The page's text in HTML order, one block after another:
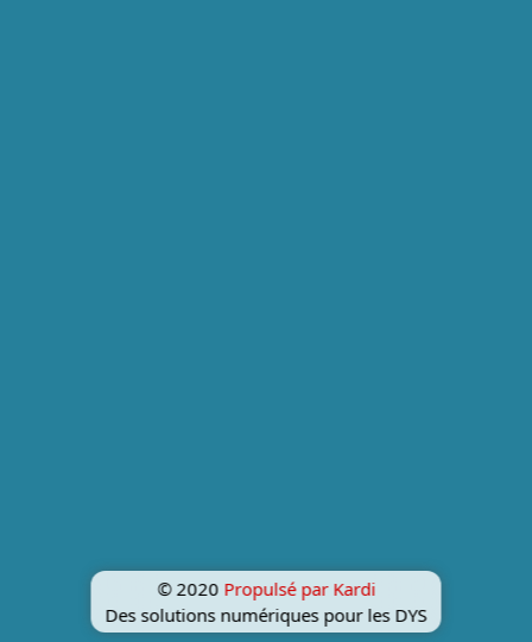
© 2020 Propulsé par Kardi
Des solutions numériques pour les DYS